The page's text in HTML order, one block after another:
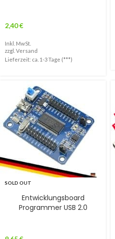
2,40€
Inkl. MwSt.
zzgl. Versand
Lieferzeit: ca. 1-3 Tage (***)
SOLD OUT
Entwicklungsboard
Programmer USB 2.0